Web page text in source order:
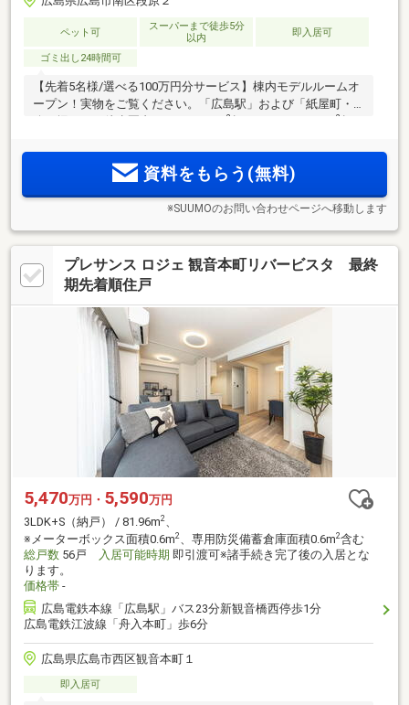
ペット可
スーパーまで徒歩5分
以内
即入居可
ゴミ出し24時間可
【先着5名様/選べる100万円分サービス】棟内モデルルームオ
ープン！実物をご覧ください。「広島駅」および「紙屋町・
2 2
ファインバブルなどを備えるデザインレジデンスが誕生
資料をもらう(無料)
※SUUMOのお問い合わせページへ移動します
プレサンス ロジェ 観音本町リバービスタ 最終
期先着順住戸
5,470万円・ 5,590万円
3LDK+S（納戸） / 81.96m2、
※メーターボックス面積0.6m2 、専用防災備蓄倉庫面積0.6m2含む
総戸数 56戸 入居可能時期 即引渡可※諸手続き完了後の入居とな
ります。
価格帯 -
広島電鉄本線「広島駅」バス23分新観音橋西停歩1分
広島電鉄江波線「舟入本町」歩6分
広島県広島市西区観音本町１
即入居可